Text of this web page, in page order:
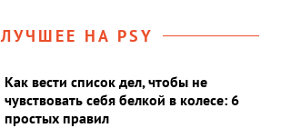
ЛУЧШЕЕ НА PSY
Как вести список дел, чтобы не
чувствовать себя белкой в колесе: 6
простых правил